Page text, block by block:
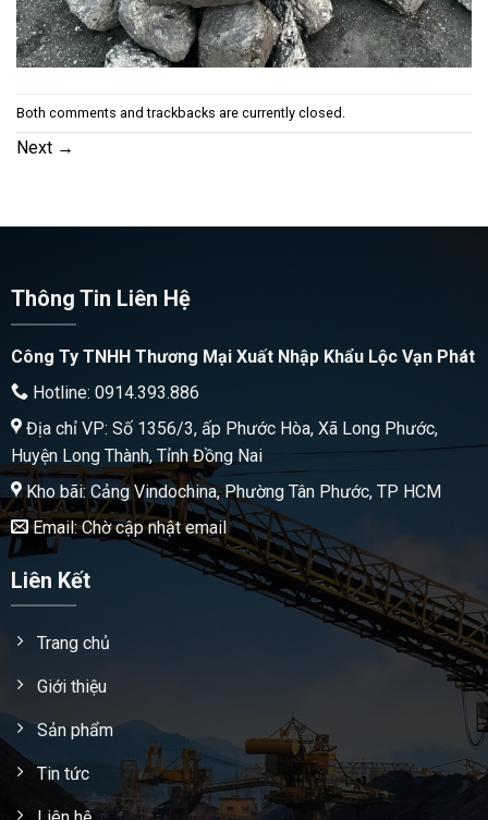
Both comments and trackbacks are currently closed.
Next →
Thông Tin Liên Hệ
Công Ty TNHH Thương Mại Xuất Nhập Khẩu Lộc Vạn Phát
Hotline: 0914.393.886
Địa chỉ VP: Số 1356/3, ấp Phước Hòa, Xã Long Phước,
Huyện Long Thành, Tỉnh Đồng Nai
Kho bãi: Cảng Vindochina, Phường Tân Phước, TP HCM
Email: Chờ cập nhật email
Liên Kết
Trang chủ
Giới thiệu
Sản phẩm
Tin tức